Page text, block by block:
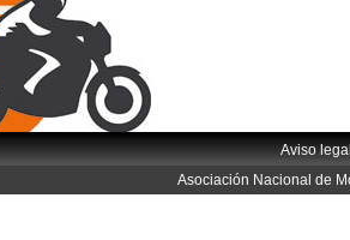
Aviso
Asociación Nacional de